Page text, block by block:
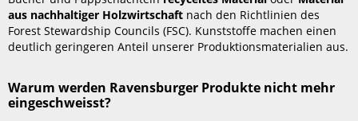
aus nachhaltiger Holzwirtschaft nach den Richtlinien des
Forest Stewardship Councils (FSC). Kunststoffe machen einen
deutlich geringeren Anteil unserer Produktionsmaterialien aus.
Warum werden Ravensburger Produkte nicht mehr
eingeschweisst?